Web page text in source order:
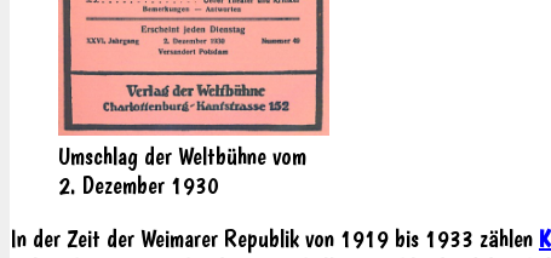
Umschlag der Weltbühne vom
2. Dezember 1930
In der Zeit der Weimarer Republik von 1919 bis 1933 zählen